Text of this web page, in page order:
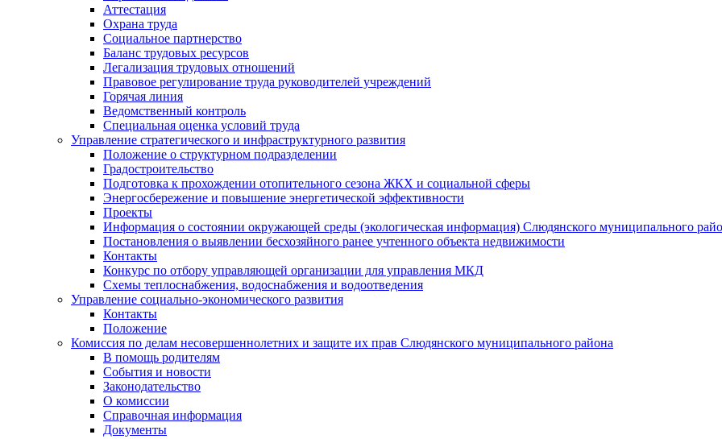
Аттестация
Охрана труда
Социальное партнерство
Баланс трудовых ресурсов
Легализация трудовых отношений
Правовое регулирование труда руководителей учреждений
Горячая линия
Ведомственный контроль
Специальная оценка условий труда
Управление стратегического и инфраструктурного развития
Положение о структурном подразделении
Градостроительство
Подготовка к прохождении отопительного сезона ЖКХ и социальной сферы
Энергосбережение и повышение энергетической эффективности
Проекты
Информация о состоянии окружающей среды (экологическая информация) Слюдянского муниципального
Постановления о выявлении бесхозяйного ранее учтенного объекта недвижимости
Контакты
Конкурс по отбору управляющей организации для управления МКД
Схемы теплоснабжения, водоснабжения и водоотведения
Управление социально-экономического развития
Контакты
Положение
Комиссия по делам несовершеннолетних и защите их прав Слюдянского муниципального района
В помощь родителям
События и новости
Законодательство
О комиссии
Справочная информация
Документы